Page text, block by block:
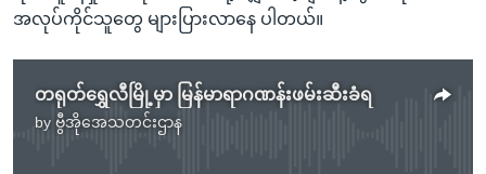
အလုပ်ကိုင်သူတွေ များပြားလာနေ ပါတယ်။
တရုတ်ရွှေလီမြို့မှာ မြန်မာရာဂဏန်းဖမ်းဆီးခံရ
by ဗွီအိုအေသတင်းဌာန
No media source currently available